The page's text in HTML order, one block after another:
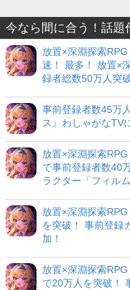
今なら間に合う！話題
放置×深淵探索
速！ 最多！ 放置×
録者総数50万人突
事前登録者数45万
ス』わしゃがなTV
放置×深淵探索
で事前登録者数40
ラクター「フィル
放置×深淵探索
を突破！ 事前登録
加！
放置×深淵探索
で20万人を突破！